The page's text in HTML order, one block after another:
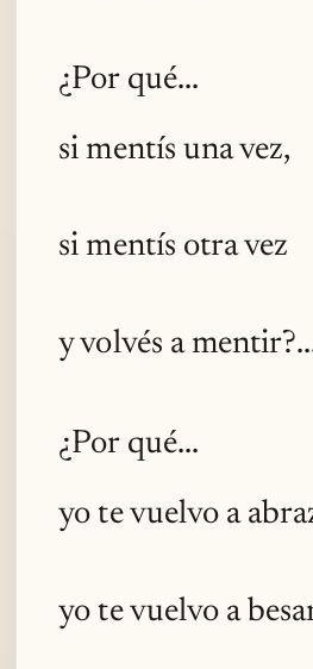
¿Por qué...
si mentís una vez,
si mentís otra vez
y volvés a
¿Por qué...
yo te vuelvo a
yo te vuelvo a